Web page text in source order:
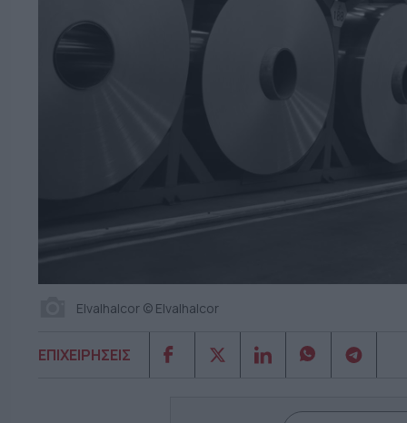
Elvalhalcor © Elvalhalcor
ΕΠΙΧΕΙΡΗΣΕΙΣ